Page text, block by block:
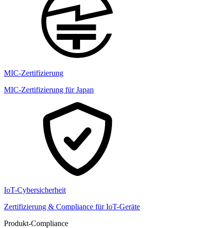
MIC-Zertifizierung
MIC-Zertifizierung für Japan
IoT-Cybersicherheit
Zertifizierung & Compliance für IoT-Geräte
Produkt-Compliance